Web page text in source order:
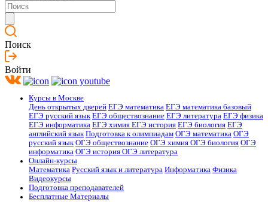
Поиск
Войти
Курсы в Москве
День открытых дверей ЕГЭ математика ЕГЭ математика базовый
ЕГЭ русский язык ЕГЭ обществознание ЕГЭ литература ЕГЭ физика
ЕГЭ информатика ЕГЭ химия ЕГЭ история ЕГЭ биология ЕГЭ
английский язык Подготовка к олимпиадам ОГЭ математика ОГЭ
русский язык ОГЭ обществознание ОГЭ химия ОГЭ биология ОГЭ
информатика ОГЭ история ОГЭ литература
Онлайн-курсы
Математика Русский язык и литература Информатика Физика
Видеокурсы
Подготовка преподавателей
Бесплатные Материалы